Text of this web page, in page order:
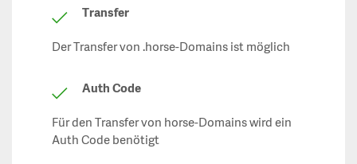
Transfer
Der Transfer von .horse-Domains ist möglich
Auth Code
Für den Transfer von horse-Domains wird ein
Auth Code benötigt